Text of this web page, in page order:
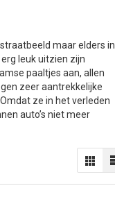
maar elders in
leuk uitzien zijn
paaltjes aan, allen
zeer aantrekkelijke
ze in het verleden
auto’s niet meer